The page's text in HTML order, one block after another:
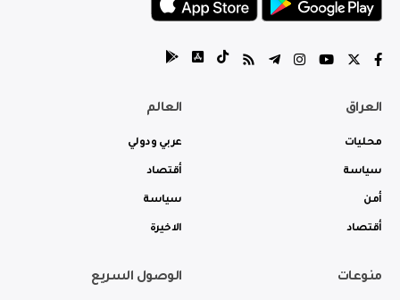
العراق
محليات
سياسة
أمن
أقتصاد
العالم
عربي ودولي
أقتصاد
سياسة
الاخيرة
منوعات الوصول السريع